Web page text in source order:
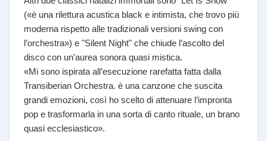
(«è una rilettura acustica black e intimista, che trovo più
moderna rispetto alle tradizionali versioni swing con
l’orchestra») e "Silent Night" che chiude l’ascolto del
disco con un'aurea sonora quasi mistica.
«Mi sono ispirata all’esecuzione rarefatta fatta dalla
Transiberian Orchestra. è una canzone che suscita
grandi emozioni, così ho scelto di attenuare l’impronta
pop e trasformarla in una sorta di canto rituale, un brano
quasi ecclesiastico».